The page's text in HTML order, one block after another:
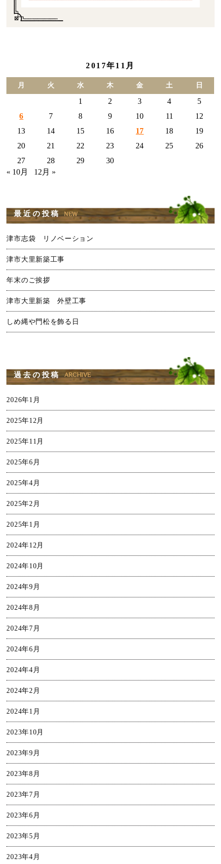
2017年11月
月 火 水 木 金 土 日
1 2 3 4
5
6
7 8 9 10 11
12
13
14 15 16 17 18
19
20
21 22 23 24 25
26
27
28 29
30
« 10月
12月 »
最近の投稿
津市志袋 リノベーション
津市大里新築工事
年末のご挨拶
津市大里新築 外壁工事
しめ縄や門松を飾る日
過去の投稿
2026年1月
2025年12月
2025年11月
2025年6月
2025年4月
2025年2月
2025年1月
2024年12月
2024年10月
2024年9月
2024年8月
2024年7月
2024年6月
2024年4月
2024年2月
2024年1月
2023年10月
2023年9月
2023年8月
2023年7月
2023年6月
2023年5月
2023年4月